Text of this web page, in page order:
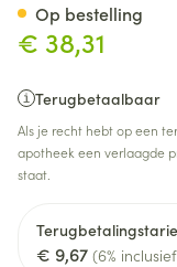
€ 38,31
Terugbetaalbaar
Als je recht hebt op een
apotheek een verlaagde
staat.
€ 9,67 (6%
Op bestelling